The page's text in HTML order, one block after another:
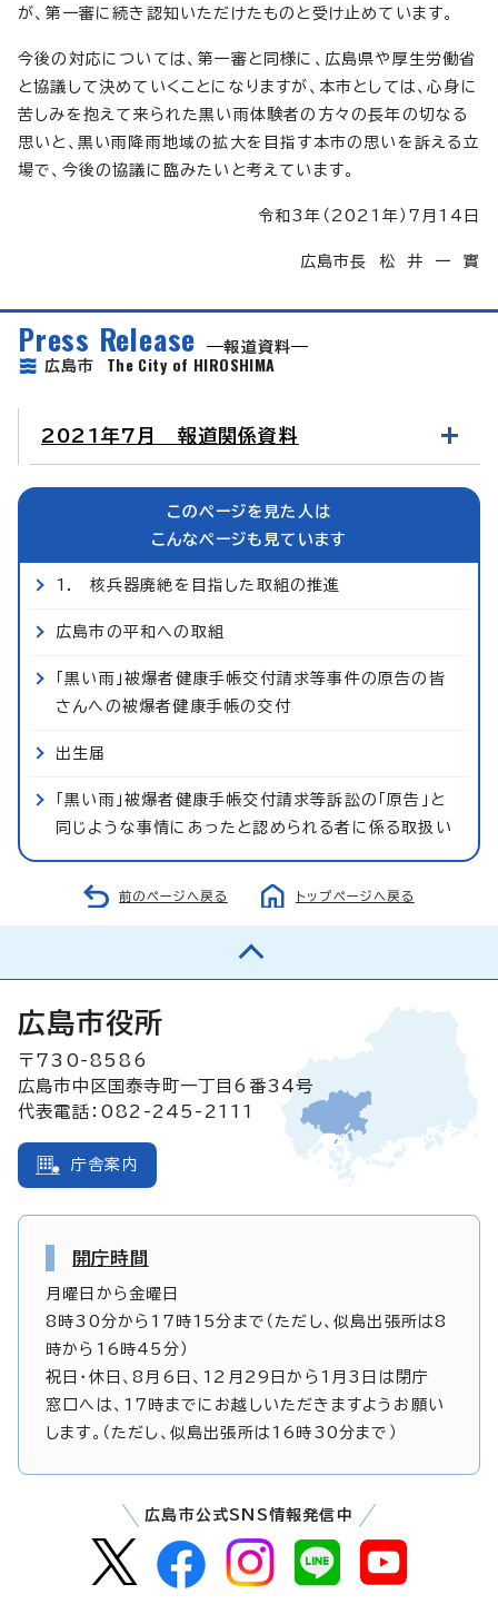
が、第一審に続き認知いただけたものと受け止めています。
今後の対応については、第一審と同様に、広島県や厚生労働省
と協議して決めていくことになりますが、本市としては、心身に
苦しみを抱えて来られた黒い雨体験者の方々の長年の切なる
思いと、黒い雨降雨地域の拡大を目指す本市の思いを訴える立
場で、今後の協議に臨みたいと考えています。
令和3年（2021年）7月14日
広島市長 松 井 一 實
Press Release
報道資料
広島市 The City of HIROSHIMA
2021年7月 報道関係資料
このページを見た人は
こんなページも見ています
1. 核兵器廃絶を目指した取組の推進
広島市の平和への取組
「黒い雨」被爆者健康手帳交付請求等事件の原告の皆
さんへの被爆者健康手帳の交付
出生届
「黒い雨」被爆者健康手帳交付請求等訴訟の「原告」と
同じような事情にあったと認められる者に係る取扱い
前のページへ戻る トップページへ戻る
広島市役所
〒730-8586
広島市中区国泰寺町一丁目6番34号
代表電話：082-245-2111
庁舎案内
開庁時間
月曜日から金曜日
8時30分から17時15分まで（ただし、似島出張所は8
時から16時45分）
祝日・休日、8月6日、12月29日から1月3日は閉庁
窓口へは、17時までにお越しいただきますようお願い
します。（ただし、似島出張所は16時30分まで）
広島市公式SNS情報発信中